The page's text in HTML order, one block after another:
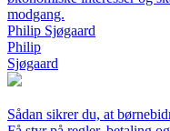
modgang.
Philip Sjøgaard
Philip
Sjøgaard
Sådan sikrer du, at